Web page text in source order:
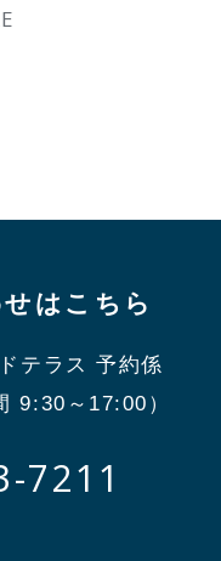
はこちら
テラス 予約係
9:30～17:00）
7211